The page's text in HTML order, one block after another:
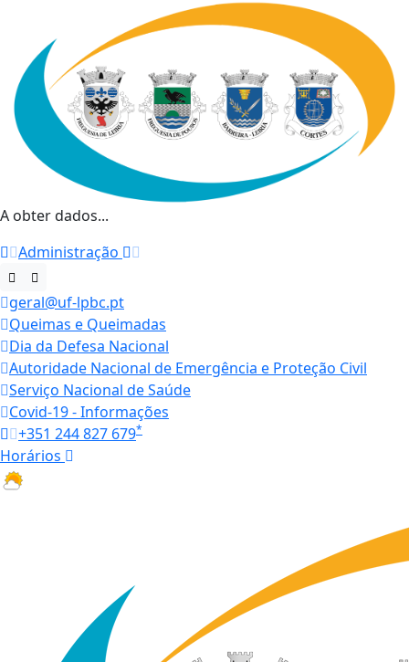
A obter dados...
Administração
geral@uf-lpbc.pt
Queimas e Queimadas
Dia da Defesa Nacional
Autoridade Nacional de Emergência e Proteção Civil
Serviço Nacional de Saúde
Covid-19 - Informações
+351 244 827 679*
Horários